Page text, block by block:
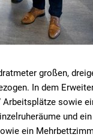
großen,
In dem
sowie
und
ein